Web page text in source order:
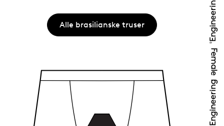
Alle brasilianske truser